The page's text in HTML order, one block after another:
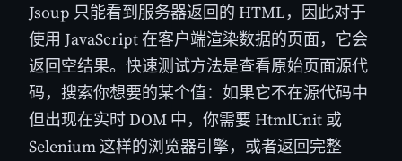
Jsoup 只能看到服务器返回的 HTML，因此对于
使用 JavaScript 在客户端渲染数据的页面，它会
返回空结果。快速测试方法是查看原始页面源代
码，搜索你想要的某个值：如果它不在源代码中
但出现在实时 DOM 中，你需要 HtmlUnit 或
Selenium 这样的浏览器引擎，或者返回完整